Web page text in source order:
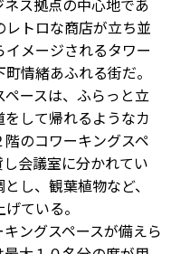
ス拠点の中心地であ
トロな商店が立ち並
メージされるタワー
情緒あふれる街だ。
ースは、ふらっと立
して帰れるようなカ
のコワーキングスペ
会議室に分かれてい
し、観葉植物など、
ている。
ングスペースが備えら